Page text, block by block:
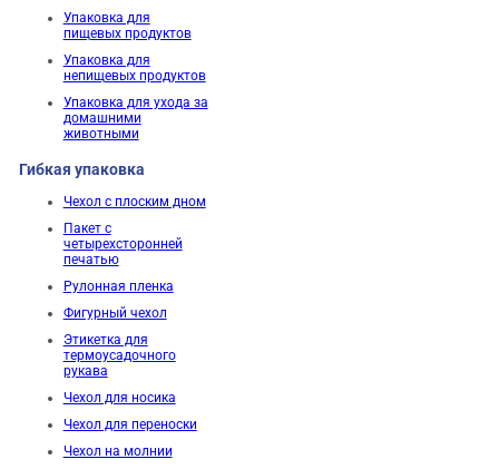
Упаковка для
пищевых продуктов
Упаковка для
непищевых продуктов
Упаковка для ухода за
домашними
животными
Гибкая упаковка
Чехол с плоским дном
Пакет с
четырехсторонней
печатью
Рулонная пленка
Фигурный чехол
Этикетка для
термоусадочного
рукава
Чехол для носика
Чехол для переноски
Чехол на молнии